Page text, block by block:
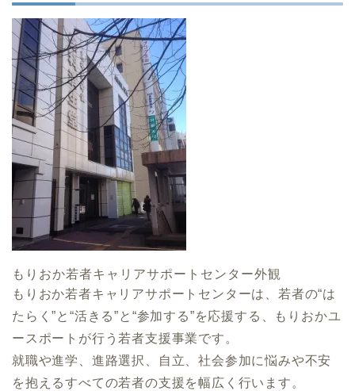
もりおか若者キャリアサポートセンター外観
もりおか若者キャリアサポートセンターは、若者の“は
たらく”と“活きる”と“参加する”を応援する、もりおかユ
ースポートが行う若者支援事業です。
就職や進学、進路選択、自立、社会参加に悩みや不安
を抱えるすべての若者の支援を幅広く行います。